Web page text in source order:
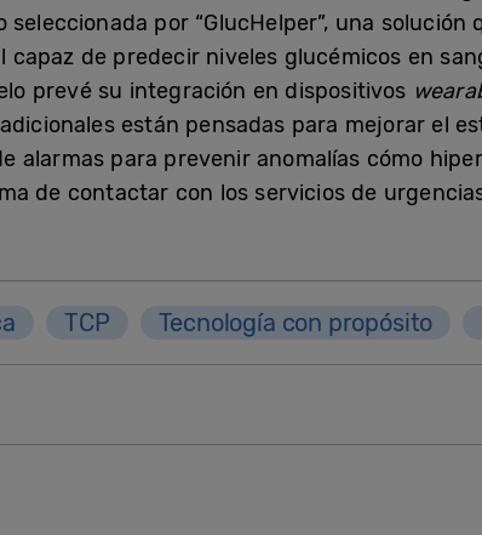
por “GlucHelper”, una
de predecir niveles glucémicos en
prevé su integración en dispositivos
están pensadas para mejorar el
alarmas para prevenir anomalías cómo
de contactar con los servicios de
TCP Tecnología con propósito